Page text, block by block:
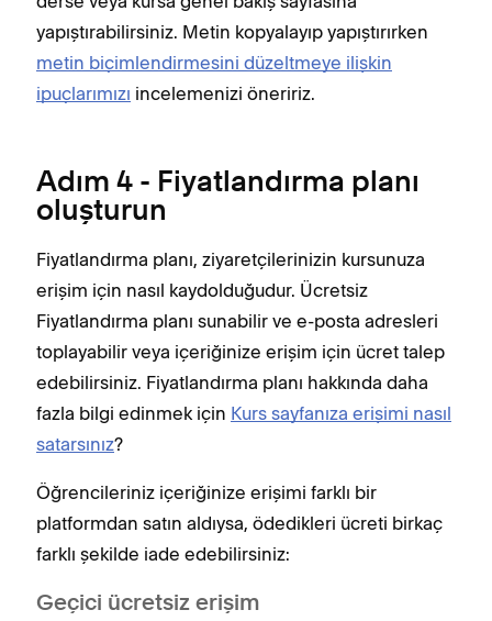
yapıştırabilirsiniz. Metin kopyalayıp yapıştırırken
metin biçimlendirmesini düzeltmeye ilişkin
ipuçlarımızı incelemenizi öneririz.
Adım 4 - Fiyatlandırma planı
oluşturun
Fiyatlandırma planı, ziyaretçilerinizin kursunuza
erişim için nasıl kaydolduğudur. Ücretsiz
Fiyatlandırma planı sunabilir ve e-posta adresleri
toplayabilir veya içeriğinize erişim için ücret talep
edebilirsiniz. Fiyatlandırma planı hakkında daha
fazla bilgi edinmek için Kurs sayfanıza erişimi nasıl
satarsınız?
Öğrencileriniz içeriğinize erişimi farklı bir
platformdan satın aldıysa, ödedikleri ücreti birkaç
farklı şekilde iade edebilirsiniz:
Geçici ücretsiz erişim